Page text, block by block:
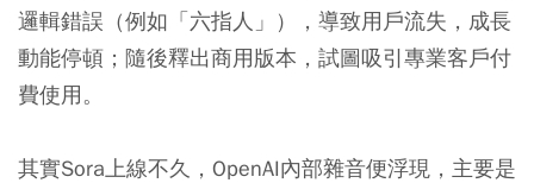
邏輯錯誤（例如「六指人」），導致用戶流失，成長
動能停頓；隨後釋出商用版本，試圖吸引專業客戶付
費使用。
其實Sora上線不久，OpenAI內部雜音便浮現，主要是